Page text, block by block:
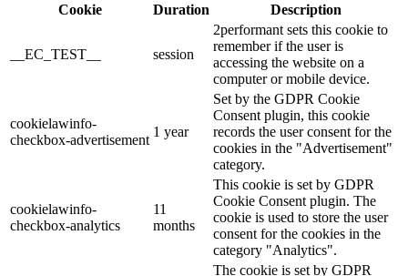
Cookie
Duration Description
__EC_TEST__ session
2performant sets this cookie to
remember if the user is
accessing the website on a
computer or mobile device.
cookielawinfo-
checkbox-advertisement
1 year
Set by the GDPR Cookie
Consent plugin, this cookie
records the user consent for the
cookies in the "Advertisement"
category.
cookielawinfo-
checkbox-analytics
11
months
This cookie is set by GDPR
Cookie Consent plugin. The
cookie is used to store the user
consent for the cookies in the
category "Analytics".
The cookie is set by GDPR